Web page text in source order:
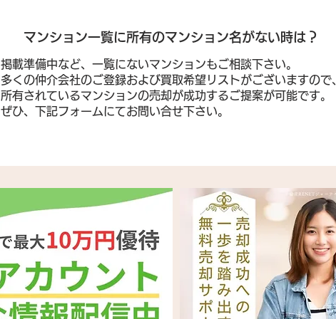
​マンション一覧に所有のマンション名がない時は？
掲載準備中など、一覧にないマンションもご相談下さい。
多くの仲介会社のご登録および買取希望リストがございますので
所有されているマンションの売却が成功するご提案が可能です。
​ぜひ、下記フォームにてお問い合せ下さい。